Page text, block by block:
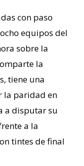
con paso
equipos del
sobre la
la
tiene una
la paridad en
a disputar su
a la
tintes de final